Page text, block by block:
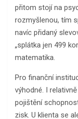
přitom stojí na
rozmyšlenou, tím
navíc přidaný
„splátka jen 499
matematika.
Pro finanční
výhodné. I
pojištění
zisk. U klienta se